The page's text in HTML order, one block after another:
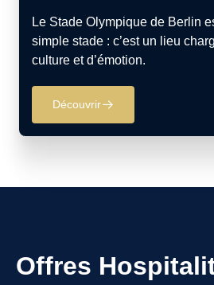
Le Stade Olympique de Berlin
simple stade : c’est un lieu
culture et d’émotion.
Découvrir􀄫
Offres